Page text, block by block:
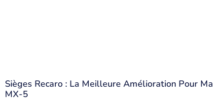
Sièges Recaro : La Meilleure Amélioration Pour Ma
MX-5